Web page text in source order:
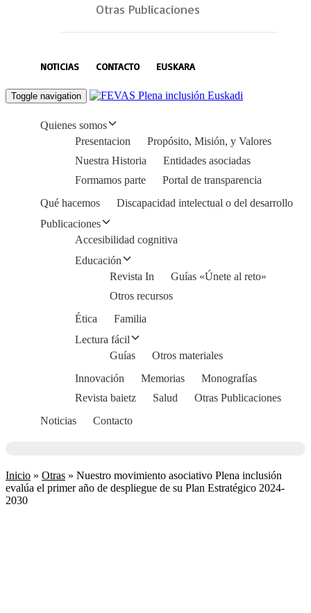
Otras Publicaciones
NOTICIAS CONTACTO EUSKARA
Toggle navigation
Quienes somos
Presentacion
Propósito, Misión, y Valores
Nuestra Historia
Entidades asociadas
Formamos parte
Portal de transparencia
Qué hacemos
Discapacidad intelectual o del desarrollo
Publicaciones
Accesibilidad cognitiva
Educación
Revista In
Guías «Únete al reto»
Otros recursos
Ética
Familia
Lectura fácil
Guías
Otros materiales
Innovación
Memorias
Monografías
Revista baietz
Salud
Otras Publicaciones
Noticias
Contacto
Inicio » Otras » Nuestro movimiento asociativo Plena inclusión
evalúa el primer año de despliegue de su Plan Estratégico 2024-
2030